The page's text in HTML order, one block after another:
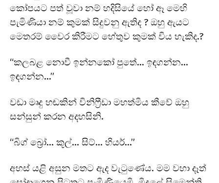
කෝපයට පත් වූවා නම් හදිසියේ හෝ ඈ මෙහි
පැමිණියා නම් කුමක් සිදුවනු ඇතිද ? ඔහු ඇයට
මෙතරම් වෛර කිරීමට හේතුව කුමක් විය හැකිද.?
“කලබළ නොවී ඉන්නකෝ පුතේ… ඉඳගන්න…
ඉඳගන්න…”
වඩා මෘදු හඬකින් විනිෆ්‍රීඩා මහත්මිය කීවේ ඔහු
සන්සුන් කරන අදහසිනි.
“බිග් බ්‍රෝ… කූල්… සිට්… හියර්…”
අහස් යළි අසුන මතට ඇද වැටුණේය. මම වහා දෑත්